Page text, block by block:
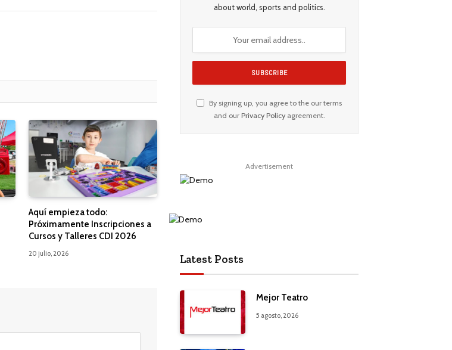
Aquí empieza todo:
Próximamente Inscripciones a
Cursos y Talleres CDI 2026
20 julio, 2026
about world, sports and politics.
By signing up, you agree to the our terms
and our Privacy Policyagreement.
Advertisement
Latest Posts
Mejor Teatro
5 agosto, 2026